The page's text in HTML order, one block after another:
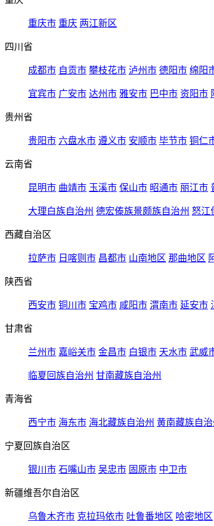
重庆市 重庆 两江新区
四川省
成都市 自贡市 攀枝花市 泸州市 德阳市 绵阳
宜宾市 广安市 达州市 雅安市 巴中市 资阳市
贵州省
贵阳市 六盘水市 遵义市 安顺市 毕节市 铜仁
云南省
昆明市 曲靖市 玉溪市 保山市 昭通市 丽江市
大理白族自治州 德宏傣族景颇族自治州 怒江
西藏自治区
拉萨市 日喀则市 昌都市 山南地区 那曲地区
陕西省
西安市 铜川市 宝鸡市 咸阳市 渭南市 延安市
甘肃省
兰州市 嘉峪关市 金昌市 白银市 天水市 武威
临夏回族自治州 甘南藏族自治州
青海省
西宁市 海东市 海北藏族自治州 黄南藏族自治
宁夏回族自治区
银川市 石嘴山市 吴忠市 固原市 中卫市
新疆维吾尔自治区
乌鲁木齐市 克拉玛依市 吐鲁番地区 哈密地区